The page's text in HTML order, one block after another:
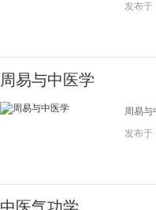
发布于
周易与中医学
周易与
发布于